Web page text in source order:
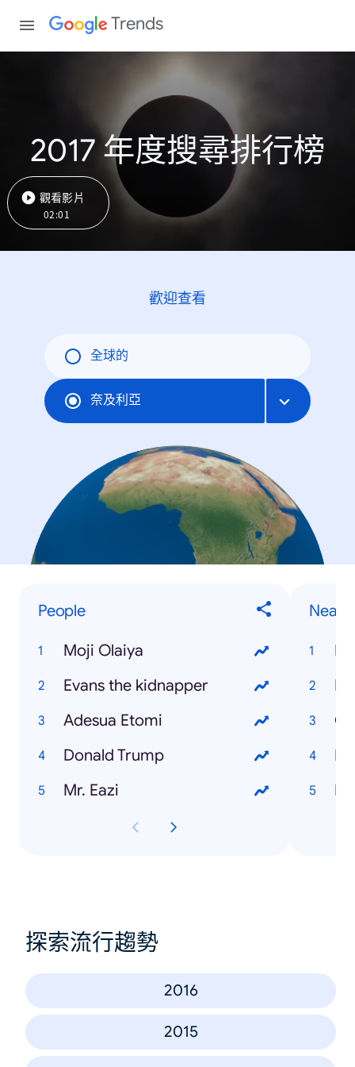
Trends
2017 年度搜尋排行榜
觀看影片
02:01
歡迎查看
全球的
奈及利亞
People
Moji Olaiya
Evans the kidnapper
Adesua Etomi
Donald Trump
Mr. Eazi
Near
探索流行趨勢
2016
2015